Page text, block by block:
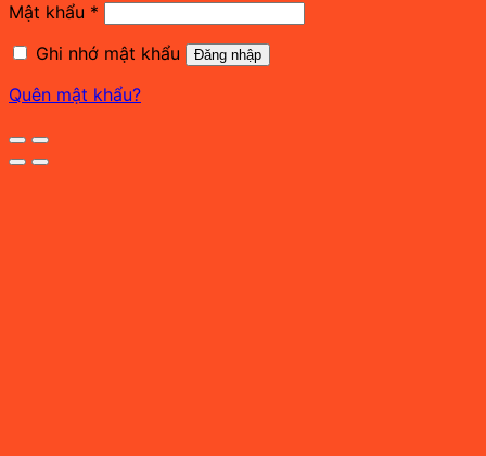
Mật khẩu *
Ghi nhớ mật khẩu
Đăng nhập
Quên mật khẩu?